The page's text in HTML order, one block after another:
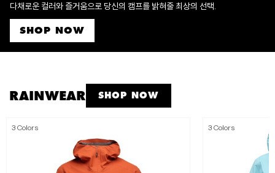
다채로운 컬러와 즐거움으로 당신의 캠프를 밝혀줄 최상의 선택.
SHOP NOW
RAINWEAR SHOP NOW
3 Colors 3 Colors